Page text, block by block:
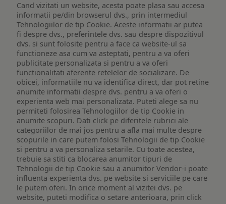
Cand vizitati un website, acesta poate plasa sau accesa
informatii pe/din browserul dvs., prin intermediul
Tehnologiilor de tip Cookie. Aceste informatii ar putea
fi despre dvs., preferintele dvs. sau despre dispozitivul
dvs. si sunt folosite pentru a face ca website-ul sa
functioneze asa cum va asteptati, pentru a va oferi
publicitate personalizata si pentru a va oferi
functionalitati aferente retelelor de socializare. De
obicei, informatiile nu va identifica direct, dar pot retine
anumite informatii despre dvs. pentru a va oferi o
experienta web mai personalizata. Puteti alege sa nu
permiteti folosirea Tehnologiilor de tip Cookie in
anumite scopuri. Dati click pe diferitele rubrici ale
categoriilor de mai jos pentru a afla mai multe despre
scopurile in care putem folosi Tehnologii de tip Cookie
si pentru a va personaliza setarile. Cu toate acestea,
trebuie sa stiti ca blocarea anumitor tipuri de
Tehnologii de tip Cookie sau a anumitor Vendor-i poate
influenta experienta dvs. pe website si serviciile pe care
le putem oferi. In orice moment al vizitei dvs. pe
website, puteti modifica o setare anterioara, prin click